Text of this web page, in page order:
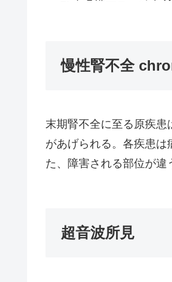
慢性腎不全
末期腎不全に至る原疾
があげられる。各疾患は
た、障害される部位が違
超音波所見